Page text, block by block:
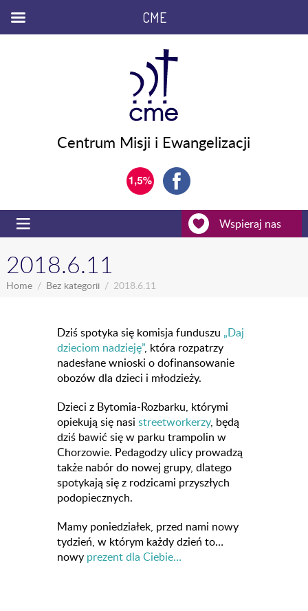
Centrum Misji i Ewangelizacji
Wspieraj nas
2018.6.11
Home Bez kategorii 2018.6.11
Dziś spotyka się komisja funduszu „Daj
dzieciom nadzieję”, która rozpatrzy
nadesłane wnioski o dofinansowanie
obozów dla dzieci i młodzieży.
Dzieci z Bytomia-Rozbarku, którymi
opiekują się nasistreetworkerzy, będą
dziś bawić się w parku trampolin w
Chorzowie. Pedagodzy ulicy prowadzą
także nabór do nowej grupy, dlatego
spotykają się z rodzicami przyszłych
podopiecznych.
Mamy poniedziałek, przed nami nowy
tydzień, w którym każdy dzień to…
nowy prezent dla Ciebie…
CME